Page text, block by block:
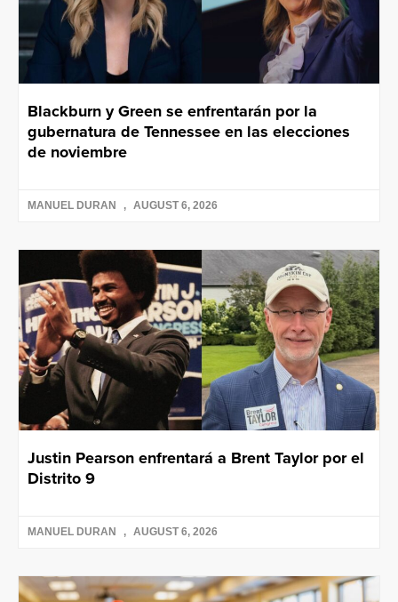
Blackburn y Green se enfrentarán por la
gubernatura de Tennessee en las elecciones
de noviembre
MANUEL DURAN AUGUST 6, 2026
Justin Pearson enfrentará a Brent Taylor por el
Distrito 9
MANUEL DURAN AUGUST 6, 2026